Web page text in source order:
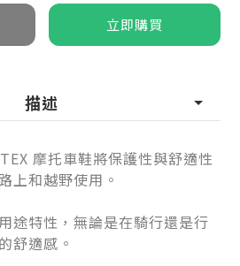
描述
摩托車鞋將保護性與舒適性
上和越野使用。
途特性，無論是在騎行還是行
舒適感。